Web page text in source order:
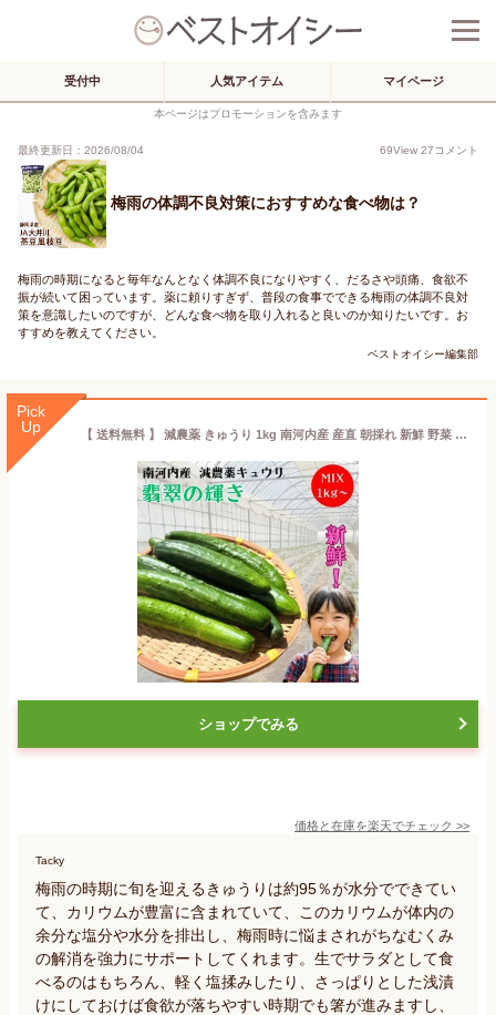
受付中 人気アイテム マイページ
本ページはプロモーションを含みます
最終更新日：2026/08/04 69View 27コメント
梅雨の体調不良対策におすすめな食べ物は？
梅雨の時期になると毎年なんとなく体調不良になりやすく、だるさや頭痛、食欲不
振が続いて困っています。薬に頼りすぎず、普段の食事でできる梅雨の体調不良対
策を意識したいのですが、どんな食べ物を取り入れると良いのか知りたいです。お
すすめを教えてください。
ベストオイシー編集部
Pick
Up
【 送料無料 】 減農薬 きゅうり 1kg 南河内産 産直 朝採れ 新鮮 野菜 キュウリ 胡瓜 朝採り 大阪 農家直送 産地直送 お取り寄せ 旬 美味しい ぱりぱり 漬物 サラダ 浅漬け 1キロ お試し 家庭用 ギフト 訳あり わけあり 野菜セット 訳ありきゅうり 夏野菜 野菜宅配 期間限定
ショップでみる
価格と在庫を楽天でチェック >>
Tacky
梅雨の時期に旬を迎えるきゅうりは約95％が水分でできてい
て、カリウムが豊富に含まれていて、このカリウムが体内の
余分な塩分や水分を排出し、梅雨時に悩まされがちなむくみ
の解消を強力にサポートしてくれます。生でサラダとして食
べるのはもちろん、軽く塩揉みしたり、さっぱりとした浅漬
けにしておけば食欲が落ちやすい時期でも箸が進みますし、